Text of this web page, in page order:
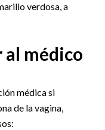
verdosa, a
médico
médica si
de la vagina,